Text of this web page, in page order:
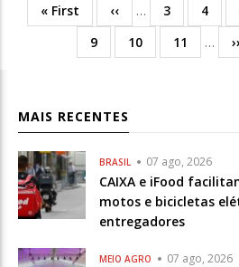
Paginação
Primeira
página
« First
Página
anterior
‹‹ … Página
3 4
Página
9 Página
10 Página
11 … ››
MAIS RECENTES
BRASIL 07 ago, 2026
CAIXA e iFood
motos e bicicletas
entregadores
MEIO AGRO 07 ago, 2026